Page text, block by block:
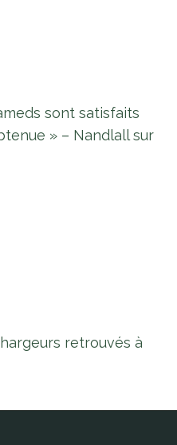
sont satisfaits
» – Nandlall sur
retrouvés à